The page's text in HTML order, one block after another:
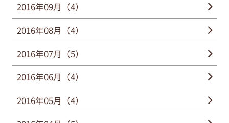
2016年09月（4）
2016年08月（4）
2016年07月（5）
2016年06月（4）
2016年05月（4）